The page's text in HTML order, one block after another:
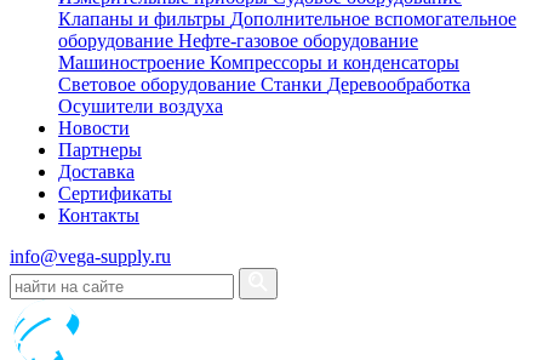
Клапаны и фильтры Дополнительное вспомогательное
оборудование Нефте-газовое оборудование
Машиностроение Компрессоры и конденсаторы
Световое оборудование Станки Деревообработка
Осушители воздуха
Новости
Партнеры
Доставка
Сертификаты
Контакты
info@vega-supply.ru